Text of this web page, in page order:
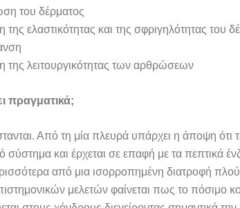
του δέρματος
της ελαστικότητας και της σφριγηλότητας του
της λειτουργικότητας των αρθρώσεων
πραγματικά;
Από τη μία πλευρά υπάρχει η άποψη ότι
σύστημα και έρχεται σε επαφή με τα πεπτικά
από μια ισορροπημένη διατροφή
μελετών φαίνεται πως το